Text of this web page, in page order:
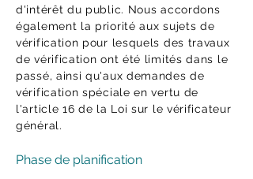
d'intérêt du public. Nous accordons
également la priorité aux sujets de
vérification pour lesquels des travaux
de vérification ont été limités dans le
passé, ainsi qu'aux demandes de
vérification spéciale en vertu de
l'article 16 de la Loi sur le vérificateur
général.
Phase de planification